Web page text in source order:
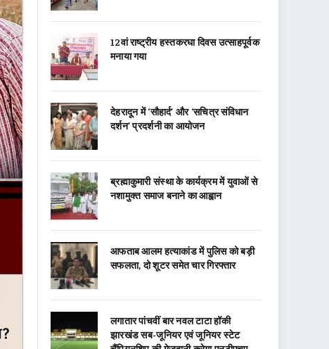
12वां राष्ट्रीय हस्तकरघा दिवस उत्साहपूर्वक
मनाया गया
देहरादून में ‘सौहार्द’ और ‘सचित्र संविधान
दर्शन’ प्रदर्शनी का आयोजन
ब्रह्माकुमारी संस्था के कार्यक्रम में युवाओं से
नशामुक्त समाज बनाने का आह्वान
आफताब आलम हत्याकांड में पुलिस को बड़ी
सफलता, दो शूटर समेत चार गिरफ्तार
लगातार पांचवीं बार नवल टाटा हॉकी
झारखंड सब-जूनियर एवं जूनियर स्टेट